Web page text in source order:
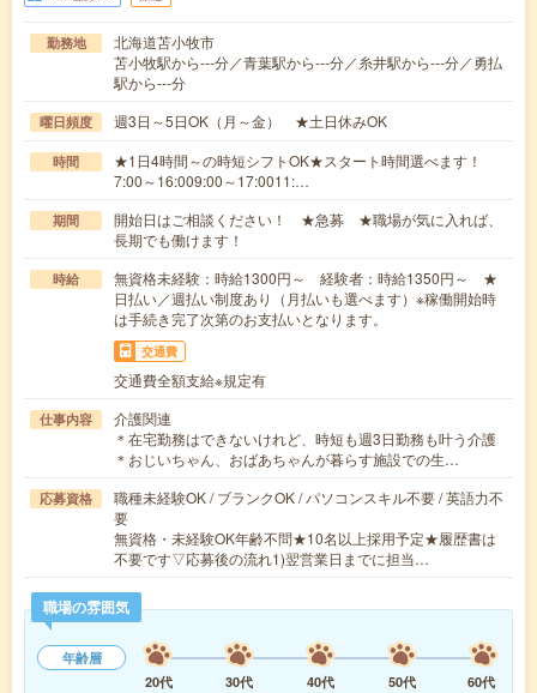
勤務地
北海道苫小牧市
苫小牧駅から---分／青葉駅から---分／糸井駅から---分／勇払
駅から---分
曜日頻度 週3日～5日OK（月～金） ★土日休みOK
時間
★1日4時間～の時短シフトOK★スタート時間選べます！
7:00～16:009:00～17:0011:…
期間
開始日はご相談ください！ ★急募 ★職場が気に入れば、
長期でも働けます！
時給
無資格未経験：時給1300円～ 経験者：時給1350円～ ★
日払い／週払い制度あり（月払いも選べます）※稼働開始時
は手続き完了次第のお支払いとなります。
交通費
交通費全額支給※規定有
仕事内容
介護関連
＊在宅勤務はできないけれど、時短も週3日勤務も叶う介護
＊おじいちゃん、おばあちゃんが暮らす施設での生…
応募資格
職種未経験OK / ブランクOK / パソコンスキル不要 / 英語力不
要
無資格・未経験OK年齢不問★10名以上採用予定★履歴書は
不要です▽応募後の流れ1)翌営業日までに担当…
職場の雰囲気
年齢層
20代
30代 40代 50代
60代